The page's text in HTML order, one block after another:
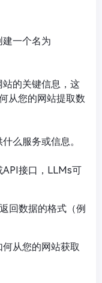
一个名为
站的关键信息，这
从您的网站提取数
么服务或信息。
API接口，LLMs可
回数据的格式（例
何从您的网站获取